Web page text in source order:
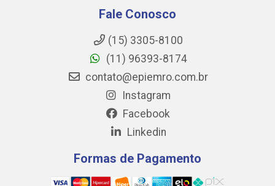
Fale Conosco
(15) 3305-8100
(11) 96393-8174
contato@epiemro.com.br
Instagram
Facebook
Linkedin
Formas de Pagamento